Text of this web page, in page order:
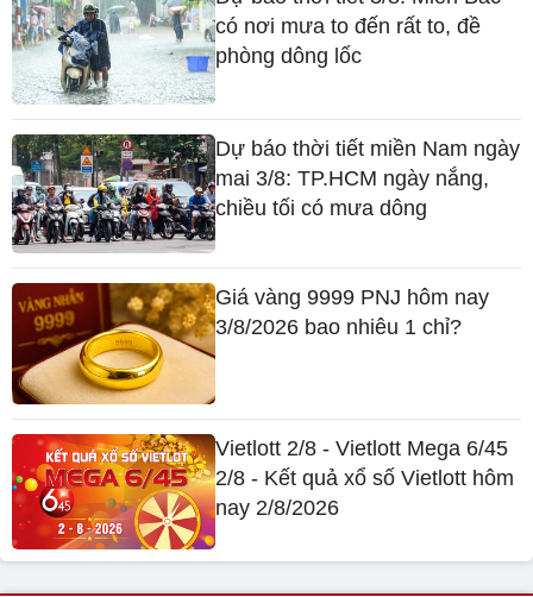
có nơi mưa to đến rất to, đề
phòng dông lốc
Dự báo thời tiết miền Nam ngày
mai 3/8: TP.HCM ngày nắng,
chiều tối có mưa dông
Giá vàng 9999 PNJ hôm nay
3/8/2026 bao nhiêu 1 chỉ?
Vietlott 2/8 - Vietlott Mega 6/45
2/8 - Kết quả xổ số Vietlott hôm
nay 2/8/2026